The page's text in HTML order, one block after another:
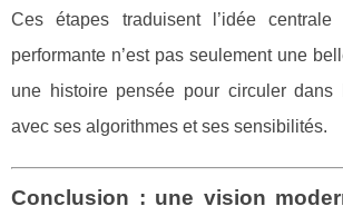
Ces étapes traduisent l’idée
performante n’est pas seulement une
une histoire pensée pour circuler dans
avec ses algorithmes et ses sensibilités.
Conclusion : une vision